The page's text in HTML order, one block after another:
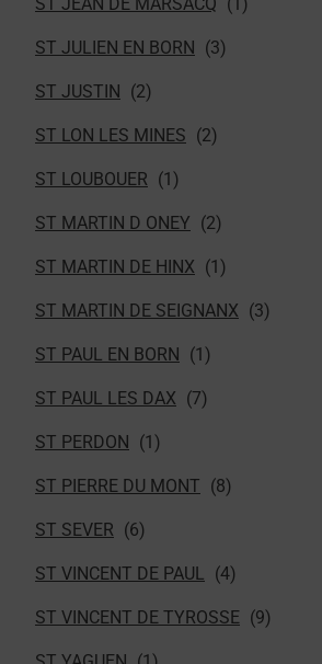
ST JULIEN EN BORN
ST JUSTIN
ST LON LES MINES
ST LOUBOUER
ST MARTIN D ONEY
ST MARTIN DE HINX
ST MARTIN DE SEIGNANX
ST PAUL EN BORN
ST PAUL LES DAX
ST PERDON
ST PIERRE DU MONT
ST SEVER
ST VINCENT DE PAUL
ST VINCENT DE TYROSSE